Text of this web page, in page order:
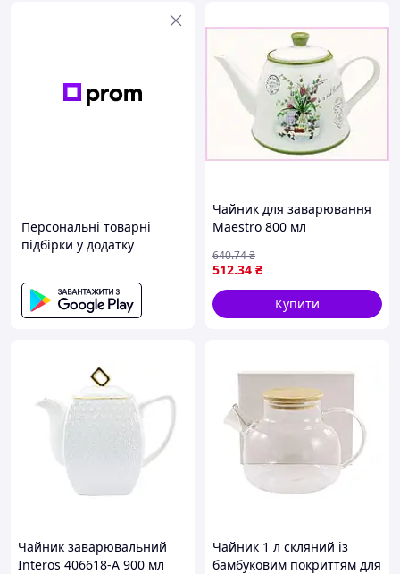
Персональні товарні
підбірки у додатку
Чайник для заварювання
Maestro 800 мл
20065-08, 876158PH7
512.34 ₴
640.74₴
Купити
Чайник заварювальний
Interos 406618-А 900 мл
Чайник 1 л скляний із
бамбуковим покриттям для